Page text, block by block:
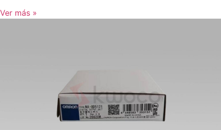
Ver más »